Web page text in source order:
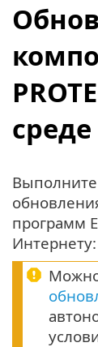
среде
программ
Интернету: